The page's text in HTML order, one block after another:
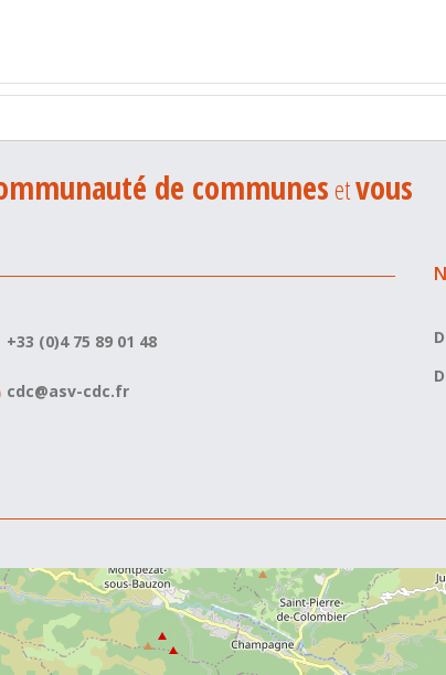
de communesetvous
+33 (0)4 75 89 01 48
cdc@asv-cdc.fr